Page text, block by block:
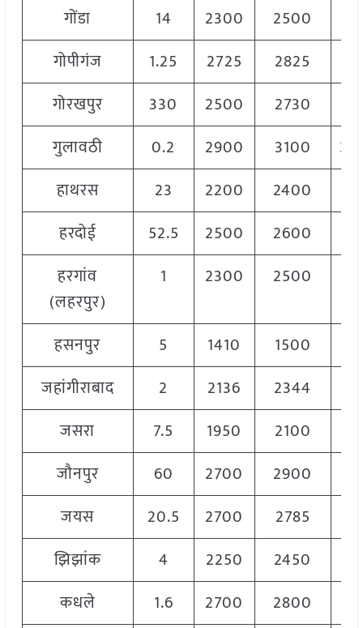
गोंडा 14 2300 2500
गोपीगंज
1.25 2725 2825
गोरखपुर
330 2500 2730
गुलावठी
0.2 2900 3100
हाथरस
23 2200 2400
हरदोई
52.5 2500 2600
हरगांव
(लहरपुर)
1 2300 2500
हसनपुर 5 1410 1500
जहांगीराबाद
2 2136 2344
जसरा
7.5 1950 2100
जौनपुर
60 2700 2900
जयस
20.5 2700 2785
झिझांक
4 2250 2450
कधले
1.6 2700 2800